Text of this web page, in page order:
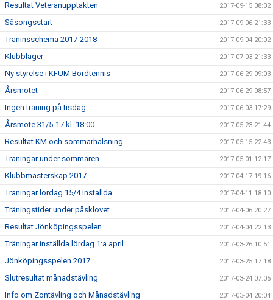
Resultat Veteranupptakten 2017-09-15 08:02
Säsongsstart 2017-09-06 21:33
Träninsschema 2017-2018 2017-09-04 20:02
Klubbläger 2017-07-03 21:33
Ny styrelse i KFUM Bordtennis 2017-06-29 09:03
Årsmötet 2017-06-29 08:57
Ingen träning på tisdag 2017-06-03 17:29
Årsmöte 31/5-17 kl. 18:00 2017-05-23 21:44
Resultat KM och sommarhälsning 2017-05-15 22:43
Träningar under sommaren 2017-05-01 12:17
Klubbmästerskap 2017 2017-04-17 19:16
Träningar lördag 15/4 Inställda 2017-04-11 18:10
Träningstider under påsklovet 2017-04-06 20:27
Resultat Jönköpingsspelen 2017-04-04 22:13
Träningar inställda lördag 1:a april 2017-03-26 10:51
Jönköpingsspelen 2017 2017-03-25 17:18
Slutresultat månadstävling 2017-03-24 07:05
Info om Zontävling och Månadstävling 2017-03-04 20:04